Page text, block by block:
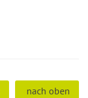
nach oben